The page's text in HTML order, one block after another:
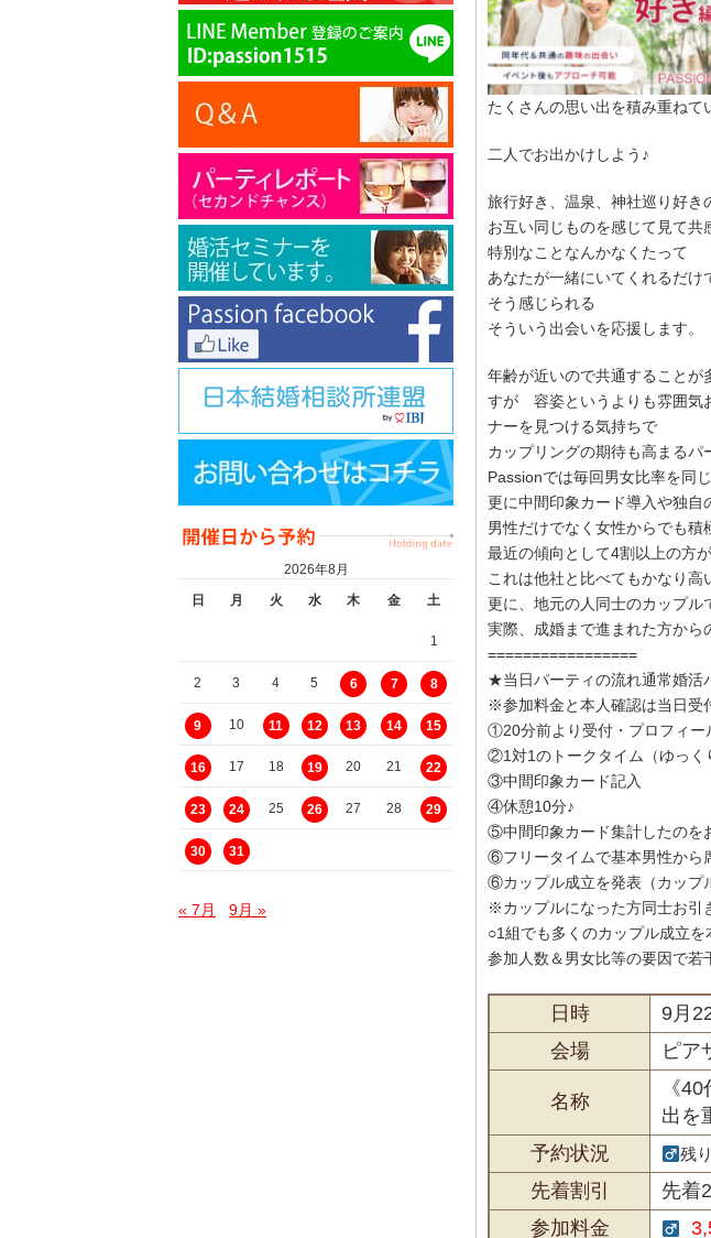
たくさんの思い出を積み重ねて
二人でお出かけしよう♪
旅行好き、温泉、神社巡り好き
お互い同じものを感じて見て共
特別なことなんかなくたって
あなたが一緒にいてくれるだけ
そう感じられる
そういう出会いを応援します。
年齢が近いので共通すること
すが 容姿というよりも雰囲気
ナーを見つける気持ちで
カップリングの期待も高まるパ
Passionでは毎回男女比率を同
更に中間印象カード導入や独自
男性だけでなく女性からでも積
最近の傾向として4割以上の方
これは他社と比べてもかなり高
更に、地元の人同士のカップル
実際、成婚まで進まれた方から
=================
★当日パーティの流れ通常婚
※参加料金と本人確認は当日受
①20分前より受付・プロフィー
②1対1のトークタイム（ゆっく
③中間印象カード記入
④休憩10分♪
⑤中間印象カード集計したのを
⑥フリータイムで基本男性から
⑥カップル成立を発表（カップ
※カップルになった方同士お引
○1組でも多くのカップル成立
参加人数＆男女比等の要因で若
日時
9月
会場
ピア
名称
《
出を
予約状況
残
先着割引
先着
参加料金
2026年8月
日
月 火 水 木 金 土
1
2 3 4 5 6 7 8
9 10 11 12 13 14 15
16 17 18 19 20 21 22
23 24 25 26 27 28 29
30 31
« 7月 9月 »